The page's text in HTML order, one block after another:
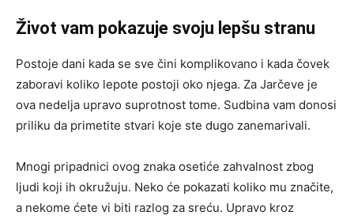
Život vam pokazuje svoju lepšu stranu
Postoje dani kada se sve čini komplikovano i kada čovek
zaboravi koliko lepote postoji oko njega. Za Jarčeve je
ova nedelja upravo suprotnost tome. Sudbina vam donosi
priliku da primetite stvari koje ste dugo zanemarivali.
Mnogi pripadnici ovog znaka osetiće zahvalnost zbog
ljudi koji ih okružuju. Neko će pokazati koliko mu značite,
a nekome ćete vi biti razlog za sreću. Upravo kroz